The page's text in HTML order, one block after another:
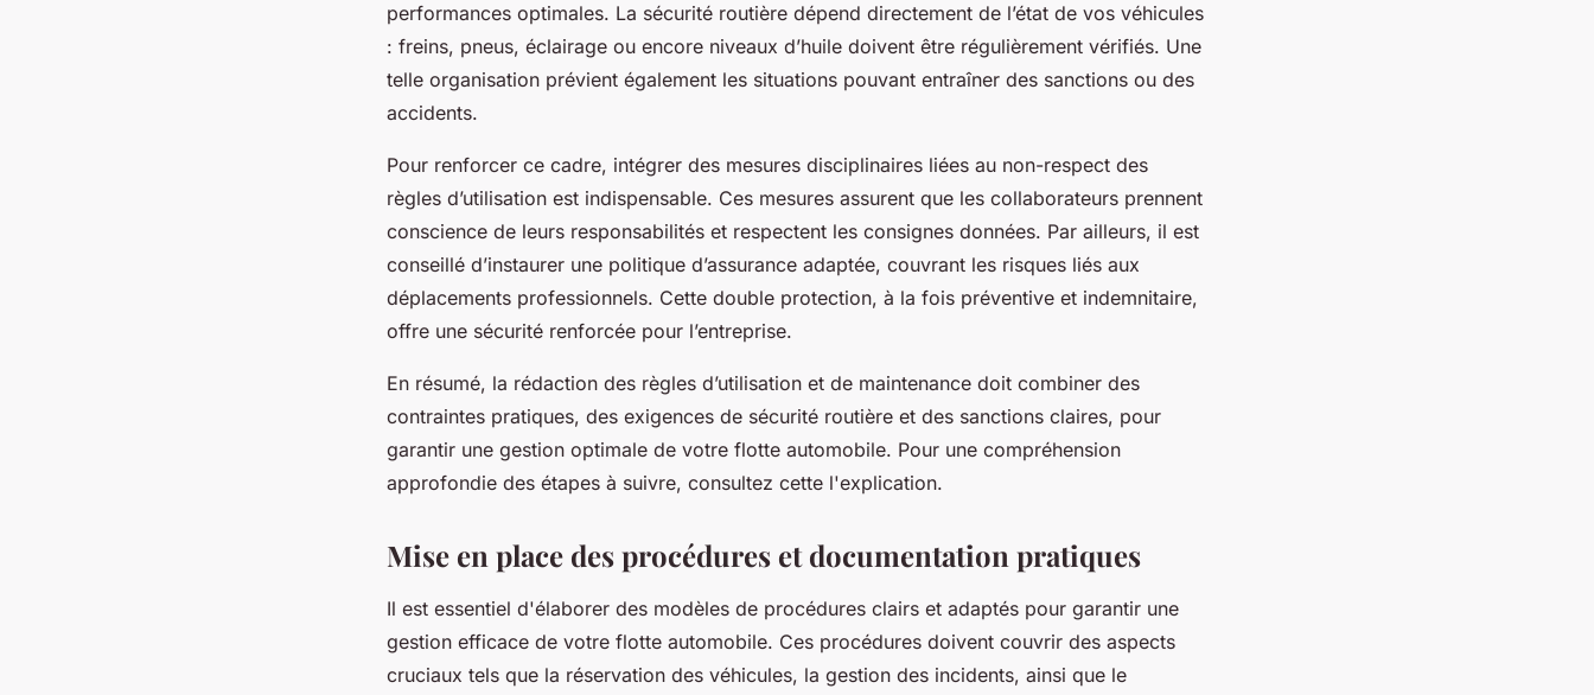
performances optimales. La sécurité routière dépend directement de l’état de vos véhicules
: freins, pneus, éclairage ou encore niveaux d’huile doivent être régulièrement vérifiés. Une
telle organisation prévient également les situations pouvant entraîner des sanctions ou des
accidents.
Pour renforcer ce cadre, intégrer des mesures disciplinaires liées au non-respect des
règles d’utilisation est indispensable. Ces mesures assurent que les collaborateurs prennent
conscience de leurs responsabilités et respectent les consignes données. Par ailleurs, il est
conseillé d’instaurer une politique d’assurance adaptée, couvrant les risques liés aux
déplacements professionnels. Cette double protection, à la fois préventive et indemnitaire,
offre une sécurité renforcée pour l’entreprise.
En résumé, la rédaction des règles d’utilisation et de maintenance doit combiner des
contraintes pratiques, des exigences de sécurité routière et des sanctions claires, pour
garantir une gestion optimale de votre flotte automobile. Pour une compréhension
approfondie des étapes à suivre, consultez cette l'explication.
Mise en place des procédures et documentation pratiques
Il est essentiel d'élaborer des modèles de procédures clairs et adaptés pour garantir une
gestion efficace de votre flotte automobile. Ces procédures doivent couvrir des aspects
cruciaux tels que la réservation des véhicules, la gestion des incidents, ainsi que le